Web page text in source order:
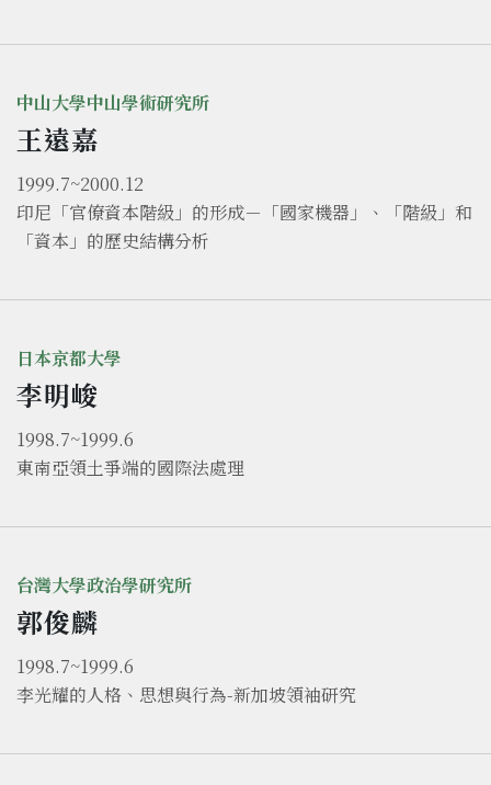
中山大學中山學術研究所
王遠嘉
1999.7~2000.12
印尼「官僚資本階級」的形成－「國家機器」、「階級」和
「資本」的歷史結構分析
日本京都大學
李明峻
1998.7~1999.6
東南亞領土爭端的國際法處理
台灣大學政治學研究所
郭俊麟
1998.7~1999.6
李光耀的人格、思想與行為-新加坡領袖研究